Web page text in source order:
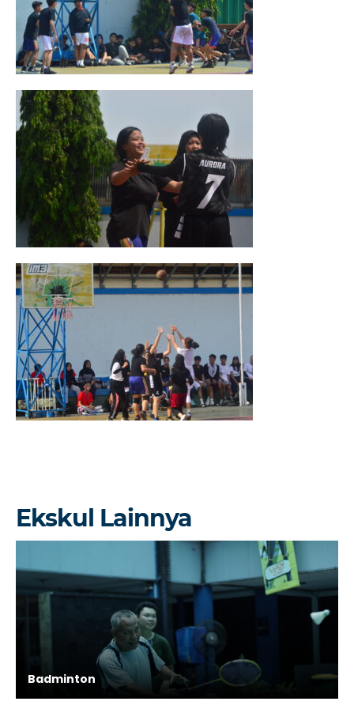
Ekskul Lainnya
Badminton